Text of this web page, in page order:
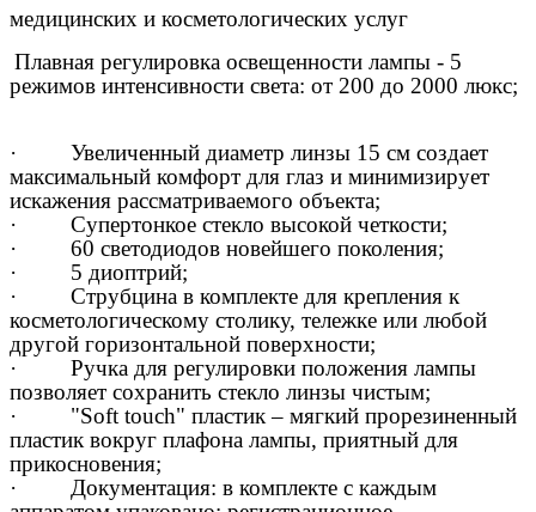
медицинских и косметологических услуг
Плавная регулировка освещенности лампы - 5
режимов интенсивности света: от 200 до 2000 люкс;
· Увеличенный диаметр линзы 15 см создает
максимальный комфорт для глаз и минимизирует
искажения рассматриваемого объекта;
·
Супертонкое стекло высокой четкости;
·
60 светодиодов новейшего поколения;
·
5 диоптрий;
·
Струбцина в комплекте для крепления к
косметологическому столику, тележке или любой
другой горизонтальной поверхности;
·
Ручка для регулировки положения лампы
позволяет сохранить стекло линзы чистым;
·
"Soft touch" пластик – мягкий прорезиненный
пластик вокруг плафона лампы, приятный для
прикосновения;
·
Документация: в комплекте с каждым